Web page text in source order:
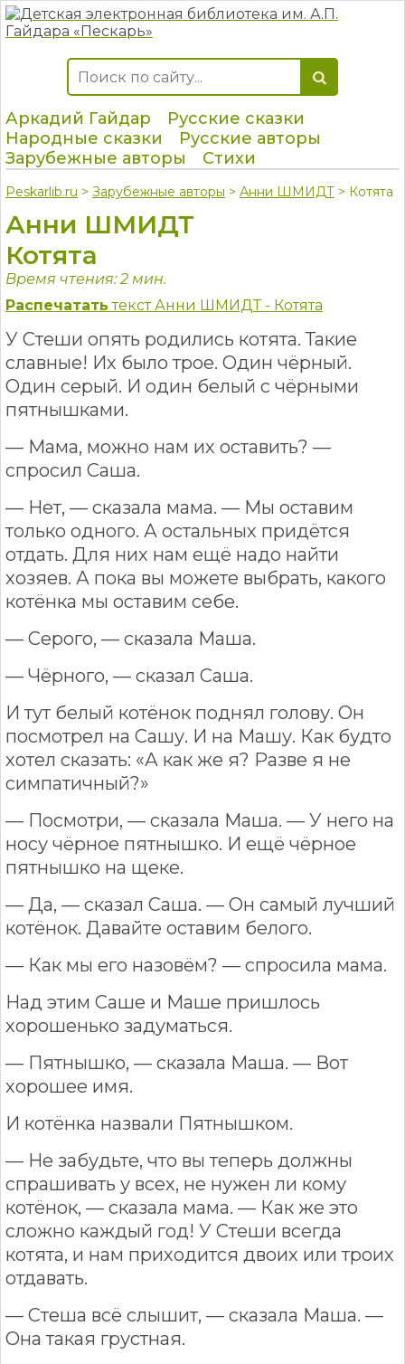
Аркадий Гайдар
Русские сказки
Народные сказки
Русские авторы
Зарубежные авторы
Стихи
Peskarlib.ru > Зарубежные авторы > Анни ШМИДТ > Котята
Анни ШМИДТ
Котята
Время чтения: 2 мин.
Распечатать текст Анни ШМИДТ - Котята
У Стеши опять родились котята. Такие
славные! Их было трое. Один чёрный.
Один серый. И один белый с чёрными
пятнышками.
— Мама, можно нам их оставить? —
спросил Саша.
— Нет, — сказала мама. — Мы оставим
только одного. А остальных придётся
отдать. Для них нам ещё надо найти
хозяев. А пока вы можете выбрать, какого
котёнка мы оставим себе.
— Серого, — сказала Маша.
— Чёрного, — сказал Саша.
И тут белый котёнок поднял голову. Он
посмотрел на Сашу. И на Машу. Как будто
хотел сказать: «А как же я? Разве я не
симпатичный?»
— Посмотри, — сказала Маша. — У него на
носу чёрное пятнышко. И ещё чёрное
пятнышко на щеке.
— Да, — сказал Саша. — Он самый лучший
котёнок. Давайте оставим белого.
— Как мы его назовём? — спросила мама.
Над этим Саше и Маше пришлось
хорошенько задуматься.
— Пятнышко, — сказала Маша. — Вот
хорошее имя.
И котёнка назвали Пятнышком.
— Не забудьте, что вы теперь должны
спрашивать у всех, не нужен ли кому
котёнок, — сказала мама. — Как же это
сложно каждый год! У Стеши всегда
котята, и нам приходится двоих или троих
отдавать.
— Стеша всё слышит, — сказала Маша. —
Она такая грустная.